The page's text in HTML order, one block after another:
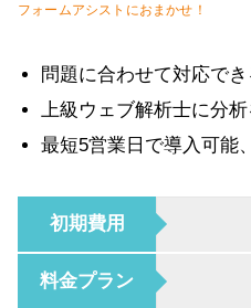
フォームアシストにおまかせ！
問題に合わせて対応で
上級ウェブ解析士に分
最短5営業日で導入可能
初期費用
料金プラン